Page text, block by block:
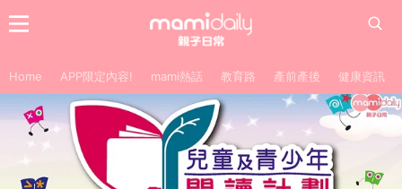
Home APP限定內容! mami熱話 教育路 產前產後 健康資訊